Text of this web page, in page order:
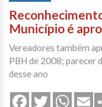
Município é
Vereadores também
PBH de 2008; parecer
desse ano
FacebookTwitter